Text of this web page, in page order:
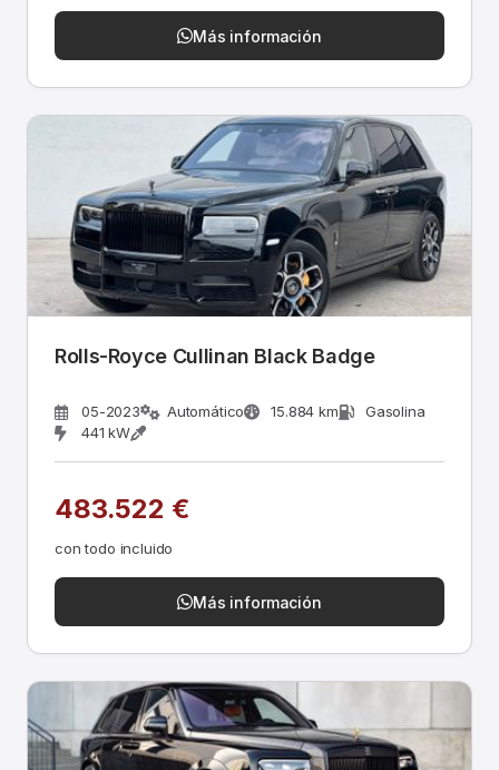
Más información
Rolls-Royce Cullinan Black Badge
05-2023 Automático 15.884 km
Gasolina
441 kW
483.522 €
con todo incluido
Más información